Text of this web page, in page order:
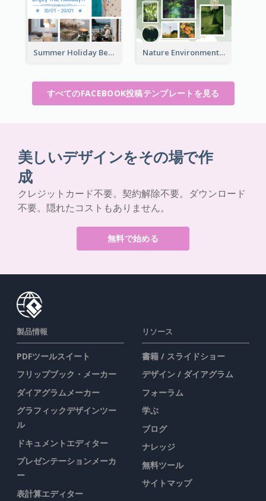
Summer Holiday Beach Vacation Facebook Post Nature Environment Facebook Post
すべてのFACEBOOK投稿テンプレートを見る
美しいデザインをその場で作
成
クレジットカード不要。契約解除不要。ダウンロード
不要。隠れたコストもありません。
無料で始める
製品情報
PDFツールスイート
フリップブック・メーカー
ダイアグラムメーカー
グラフィックデザインツー
ル
ドキュメントエディター
プレゼンテーションメーカ
ー
表計算エディター
リソース
書籍 / スライドショー
デザイン / ダイアグラム
フォーラム
学ぶ
ブログ
ナレッジ
無料ツール
サイトマップ